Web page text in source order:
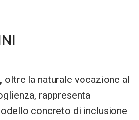
oltre la naturale vocazione al
rappresenta
concreto di inclusione